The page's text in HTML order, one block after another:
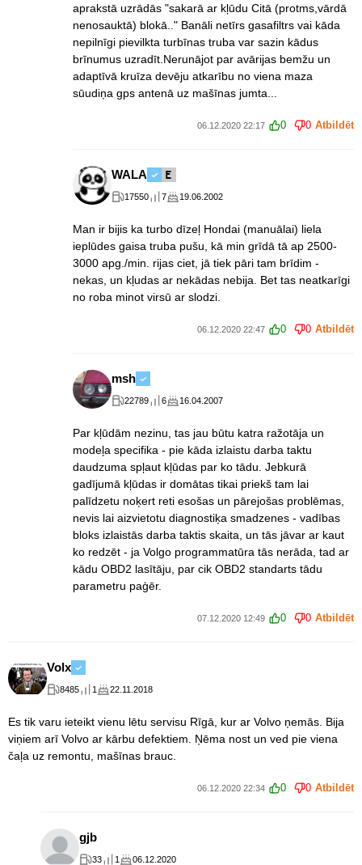
aprakstā uzrādās "sakarā ar kļūdu Citā (protms,vārdā
nenosauktā) blokā.." Banāli netīrs gasafiltrs vai kāda
nepilnīgi pievilkta turbīnas truba var sazin kādus
brīnumus uzradīt.Nerunājot par avārijas bemžu un
adaptīvā kruīza devēju atkarību no viena maza
sūudiņa gps antenā uz mašīnas jumta...
06.12.2020 22:17 0 0 Atbildēt
WALA
17550 7 19.06.2002
Man ir bijis ka turbo dīzeļ Hondai (manuālai) liela
ieplūdes gaisa truba pušu, kā min grīdā tā ap 2500-
3000 apg./min. rijas ciet, jā tiek pāri tam brīdim -
nekas, un kļudas ar nekādas nebija. Bet tas neatkarīgi
no roba minot virsū ar slodzi.
06.12.2020 22:47 0 0 Atbildēt
msh
22789 6 16.04.2007
Par kļūdām nezinu, tas jau būtu katra ražotāja un
modeļa specifika - pie kāda izlaistu darba taktu
daudzuma spļaut kļūdas par ko tādu. Jebkurā
gadījumā kļūdas ir domātas tikai priekš tam lai
palīdzetu noķert reti esošas un pārejošas problēmas,
nevis lai aizvietotu diagnostiķa smadzenes - vadības
bloks izlaistās darba taktis skaita, un tās jāvar ar kaut
ko redzēt - ja Volgo programmatūra tās nerāda, tad ar
kādu OBD2 lasītāju, par cik OBD2 standarts tādu
parametru paģēr.
07.12.2020 12:49 0 0 Atbildēt
Volx
8485 1 22.11.2018
Es tik varu ieteikt vienu lētu servisu Rīgā, kur ar Volvo ņemās. Bija
viņiem arī Volvo ar kārbu defektiem. Ņēma nost un ved pie viena
čaļa uz remontu, mašīnas brauc.
06.12.2020 22:34 0 0 Atbildēt
gjb
33 1 06.12.2020